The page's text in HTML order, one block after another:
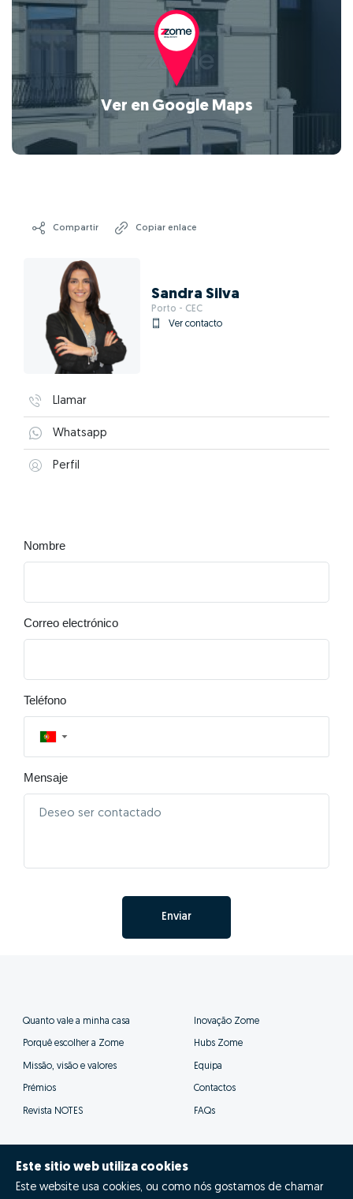
Ver en Google Maps
Compartir Copiar enlace
Sandra Silva
Porto - CEC
Ver contacto
Llamar
Whatsapp
Perfil
Nombre
Correo electrónico
Teléfono
▼
Mensaje
Enviar
Quanto vale a minha casa
Porquê escolher a Zome
Missão, visão e valores
Prémios
Revista NOTES
Inovação Zome
Hubs Zome
Equipa
Contactos
FAQs
Este sitio web utiliza cookies
Este website usa cookies, ou como nós gostamos de chamar